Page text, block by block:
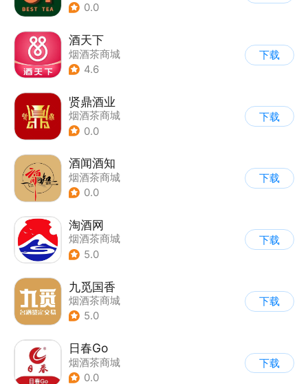
0.0
酒天下
烟酒茶商城
4.6
下载
贤鼎酒业
烟酒茶商城
0.0
下载
酒闻酒知
烟酒茶商城
0.0
下载
淘酒网
烟酒茶商城
5.0
下载
九觅国香
烟酒茶商城
5.0
下载
日春Go
烟酒茶商城
0.0
下载